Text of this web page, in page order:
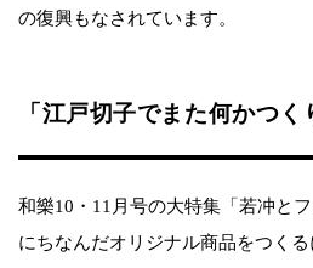
の復興もなされています。
「江戸切子でまた何かつく
和樂10・11月号の大特集「若冲と
にちなんだオリジナル商品をつく